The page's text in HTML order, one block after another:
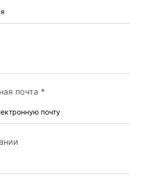
почта *